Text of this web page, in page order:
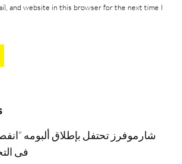
and website in this browser for the next time I
شارموفرز تحتفل بإطلاق ألبومه
فى